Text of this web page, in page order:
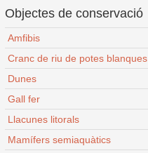
Objectes de conservació
Amfibis
Cranc de riu de potes blanques
Dunes
Gall fer
Llacunes litorals
Mamífers semiaquàtics